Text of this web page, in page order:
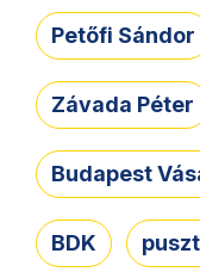
Petőfi Sándor
Závada Péter
Budapest
BDK